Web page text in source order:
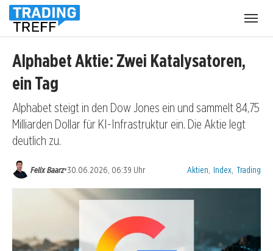
Alphabet Aktie: Zwei Katalysatoren,
ein Tag
Alphabet steigt in den Dow Jones ein und sammelt 84,75
Milliarden Dollar für KI-Infrastruktur ein. Die Aktie legt
deutlich zu.
Felix Baarz•30.06.2026, 06:39 Uhr Kategorien:
Aktien Index Trading